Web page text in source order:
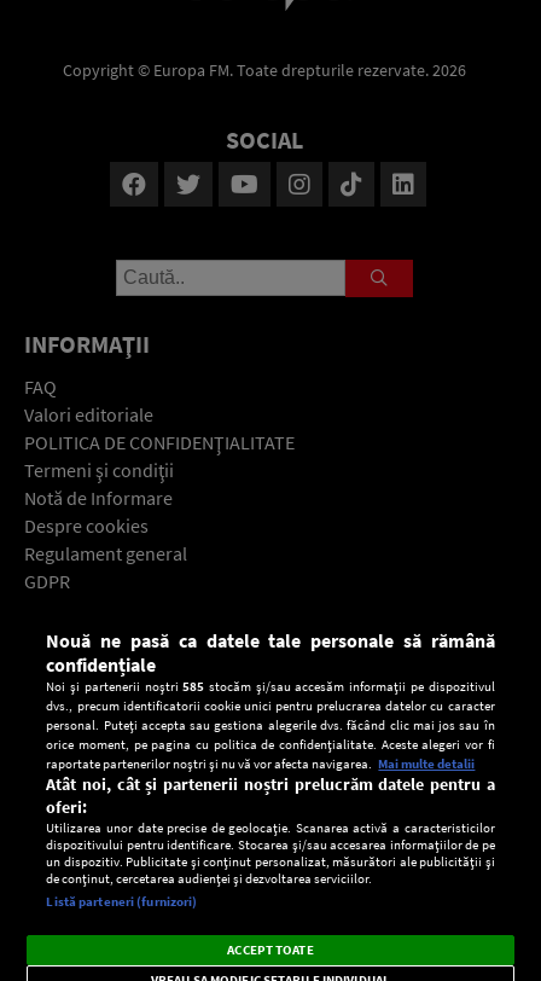
Copyright © Europa FM. Toate drepturile rezervate. 2026
SOCIAL
INFORMAŢII
FAQ
Valori editoriale
POLITICA DE CONFIDENŢIALITATE
Termeni şi condiţii
Notă de Informare
Despre cookies
Regulament general
GDPR
Descarcă gratuit aplicaţia Europa FM pentru smartphone:
Setări:
Dark
Mode
Radio live, podcasturi, știri și alerte
importante.
×
Nouă ne pasă ca datele tale personale să rămână
confidențiale
Noi și partenerii noștri585 stocăm și/sau accesăm informații pe dispozitivul
dvs., precum identificatorii cookie unici pentru prelucrarea datelor cu caracter
personal. Puteți accepta sau gestiona alegerile dvs. făcând clic mai jos sau în
orice moment, pe pagina cu politica de confidențialitate. Aceste alegeri vor fi
raportate partenerilor noștri și nu vă vor afecta navigarea. Mai multe detalii
Atât noi, cât și partenerii noștri prelucrăm datele pentru a
oferi:
Utilizarea unor date precise de geolocație. Scanarea activă a caracteristicilor
dispozitivului pentru identificare. Stocarea și/sau accesarea informațiilor de pe
un dispozitiv. Publicitate și conținut personalizat, măsurători ale publicității și
de conținut, cercetarea audienței și dezvoltarea serviciilor.
Listă parteneri (furnizori)
ACCEPT TOATE